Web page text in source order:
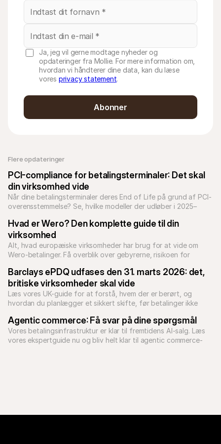
Flere opdateringer
PCI-compliance for betalingsterminaler: Det skal
din virksomhed vide
Når dine betalingsterminaler deres End of Life på grund af PCI-
overensstemmelse? Se, hvilke modeller der udløber i 2025–
Hvad er Wero? Den komplette guide til din
virksomhed
Alt, hvad europæiske virksomheder har brug for at vide om
Wero-betalinger. Få overblik over gebyrerne, risikoen for
Barclays ePDQ udfases den 31. marts 2026: det,
britiske virksomheder skal vide
Læs vores UK-guide for at forstå, hvem der er berørt, og
hvordan du planlægger et sikkert skifte, før betalinger ikke
Agentic commerce: Få svar på dine spørgsmål
Vores betalingsinfrastruktur er klar til fremtidens AI-salg. Læs
vores ekspertguide nu og bliv helt klar til agentic commerce-
Ja, jeg vil gerne modtage nyheder og
opdateringer fra Mollie. For mere information om,
hvordan vi håndterer dine data, kan du læse
vores privacy statement.
Abonner